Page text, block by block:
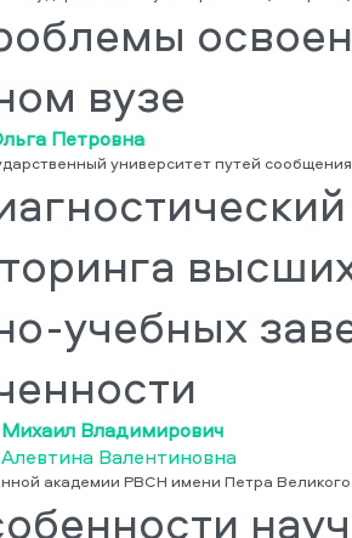
вузе
Петровна
университет путей сообщения
учебных
Владимирович
Валентиновна
академии РВСН имени Петра Великого